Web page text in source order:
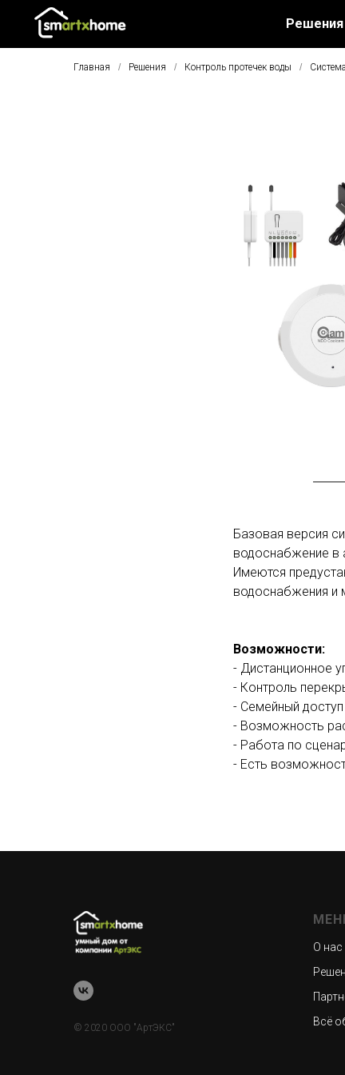
Решения
Главная / Решения / Контроль протечек воды /
Базовая версия
водоснабжение в
Имеются
водоснабжения и
Возможности:
- Дистанционное
- Контроль
- Семейный
- Возможность
- Работа по
- Есть
© 2020 ООО "АртЭКС"
О нас
Всё